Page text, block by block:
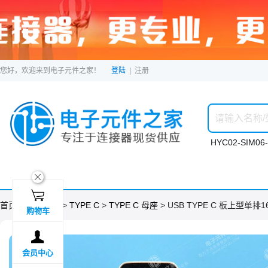
您好，欢迎来到电子元件之家！ 登陆 注册
HYC02-
首页 > 分类目录 > TYPE C > TYPE C 母座 > USB TYPE C 板上型单排
ဆ

购物车

会员中心